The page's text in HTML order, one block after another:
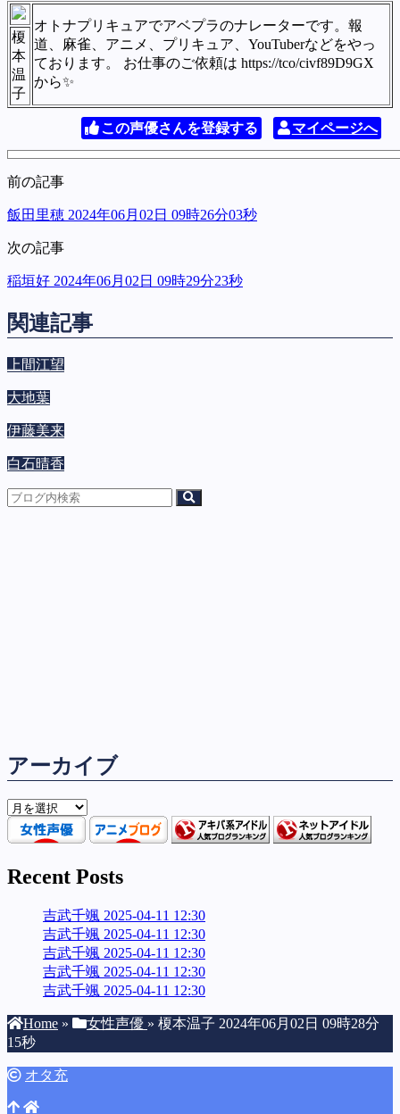
オトナプリキュアでアベプラのナレーターです。報
道、麻雀、アニメ、プリキュア、YouTuberなどをやっ
ております。 お仕事のご依頼は https://tco/civf89D9GX
から✨
榎
本
温
子
この声優さんを登録する マイページへ
前の記事
飯田里穂 2024年06月02日 09時26分03秒
次の記事
稲垣好 2024年06月02日 09時29分23秒
関連記事
上間江望
大地葉
伊藤美来
白石晴香
アーカイブ
ア
ー
カ
ブ
Recent Posts
吉武千颯 2025-04-11 12:30
吉武千颯 2025-04-11 12:30
吉武千颯 2025-04-11 12:30
吉武千颯 2025-04-11 12:30
吉武千颯 2025-04-11 12:30
Home » 女性声優 » 榎本温子 2024年06月02日 09時28分
15秒
オタ充